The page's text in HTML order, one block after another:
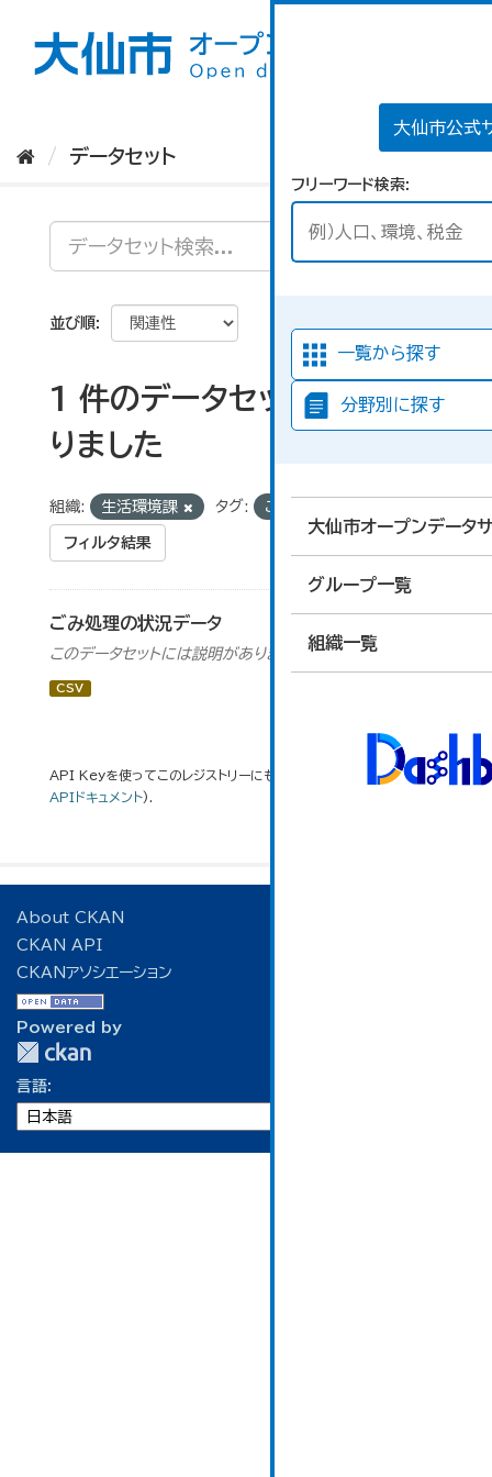
大仙市公式
フリーワード検索
一覧から探す
分野別に探す
大仙市オープンデータ
グループ一覧
組織一覧
データセット
並び順
1 件のデータセットが見つか
りました
組織: 生活環境課 タグ: ごみ処理
フィルタ結果
ごみ処理の状況データ
このデータセットには説明がありません
CSV
API Keyを使ってこのレジストリーにもアクセス可能ですAPI(see
APIドキュメント).
About CKAN
CKAN API
CKANアソシエーション
Powered by
言語